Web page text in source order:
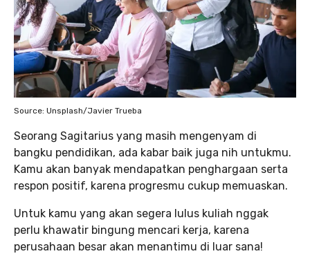
Source: Unsplash/Javier Trueba
Seorang Sagitarius yang masih mengenyam di
bangku pendidikan, ada kabar baik juga nih untukmu.
Kamu akan banyak mendapatkan penghargaan serta
respon positif, karena progresmu cukup memuaskan.
Untuk kamu yang akan segera lulus kuliah nggak
perlu khawatir bingung mencari kerja, karena
perusahaan besar akan menantimu di luar sana!